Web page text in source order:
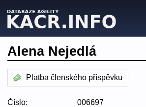
Alena Nejedlá
Platba členského příspěvku
Číslo:
006697